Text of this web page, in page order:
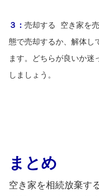
３： 売却する 空き家を
態で売却するか、解体し
ます。どちらが良いか迷
しましょう。
まとめ
空き家を相続放棄す